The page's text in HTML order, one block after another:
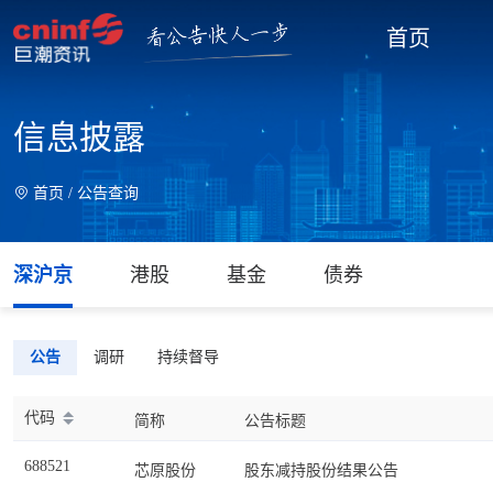
首页
信息披露
首页 / 公告查询
深沪京 港股 基金 债券
公告 调研 持续督导
代码 简称 公告标题
688521 芯原股份 股东减持股份结果公告